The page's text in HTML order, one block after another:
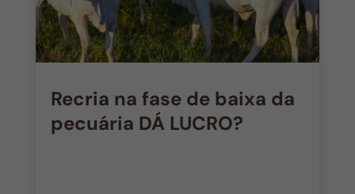
Recria na fase de baixa da
pecuária DÁ LUCRO?